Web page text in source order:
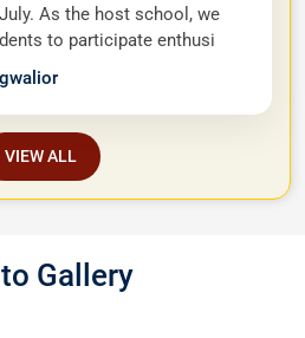
As the host school, we
to participate enthusi
VIEW ALL
Gallery